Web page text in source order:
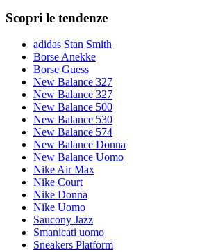
Scopri le tendenze
adidas Stan Smith
Borse Anekke
Borse Guess
New Balance 327
New Balance 327
New Balance 500
New Balance 530
New Balance 574
New Balance Donna
New Balance Uomo
Nike Air Max
Nike Court
Nike Donna
Nike Uomo
Saucony Jazz
Smanicati uomo
Sneakers Platform